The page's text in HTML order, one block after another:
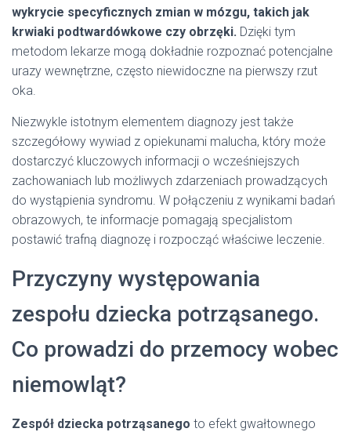
wykrycie specyficznych zmian w mózgu, takich jak
krwiaki podtwardówkowe czy obrzęki. Dzięki tym
metodom lekarze mogą dokładnie rozpoznać potencjalne
urazy wewnętrzne, często niewidoczne na pierwszy rzut
oka.
Niezwykle istotnym elementem diagnozy jest także
szczegółowy wywiad z opiekunami malucha, który może
dostarczyć kluczowych informacji o wcześniejszych
zachowaniach lub możliwych zdarzeniach prowadzących
do wystąpienia syndromu. W połączeniu z wynikami badań
obrazowych, te informacje pomagają specjalistom
postawić trafną diagnozę i rozpocząć właściwe leczenie.
Przyczyny występowania
zespołu dziecka potrząsanego.
Co prowadzi do przemocy wobec
niemowląt?
Zespół dziecka potrząsanego to efekt gwałtownego